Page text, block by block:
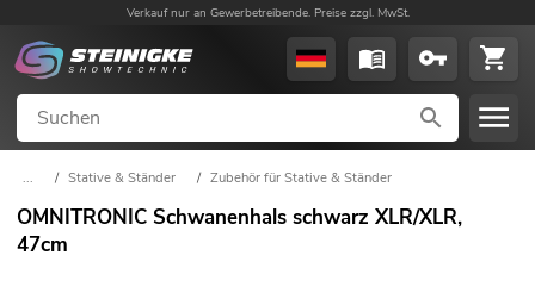
Verkauf nur an Gewerbetreibende. Preise zzgl. MwSt.
... / Stative & Ständer / Zubehör für Stative & Ständer
OMNITRONIC Schwanenhals schwarz XLR/XLR,
47cm